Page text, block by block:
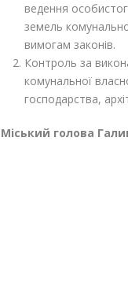
ведення
земель
вимогам законів.
Контроль за
комунальної
господарства,
Міський голова